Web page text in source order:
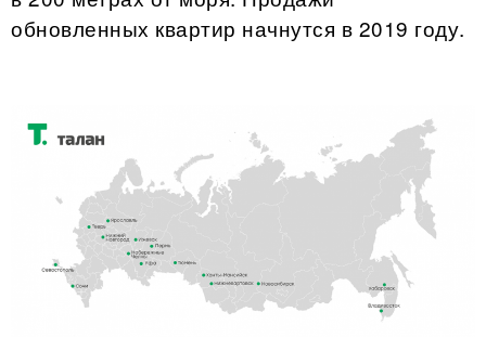
обновленных квартир начнутся в 2019 году.